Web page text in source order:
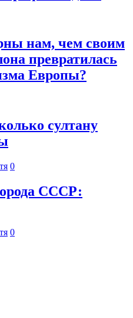
нам, чем своим
превратилась
Европы?
султану
0
СССР:
0